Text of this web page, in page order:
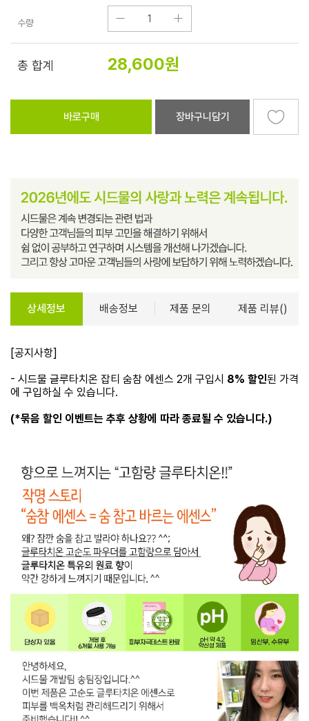
수량
총 합계 28,600원
바로구매 장바구니담기
상세정보 배송정보 제품 문의 제품 리뷰()
[공지사항]
- 시드물 글루타치온 잡티 숨참 에센스 2개 구입시 8% 할인된 가격
에 구입하실 수 있습니다.
(*묶음 할인 이벤트는 추후 상황에 따라 종료될 수 있습니다.)